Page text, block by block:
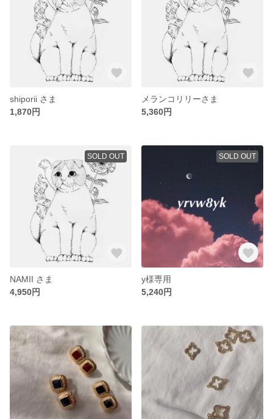
shiporii さま
1,870円
メランコリリーさま
5,360円
SOLD OUT
NAMII さま
4,950円
SOLD OUT
y様専用
5,240円